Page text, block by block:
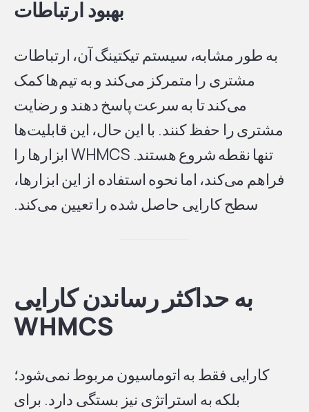
بهبود ارتباطات
به طور مشابه، سیستم تیکتینگ آن، ارتباطات
مشتری را متمرکز می‌کند و به تیم‌ها کمک
می‌کند تا به سرعت پاسخ دهند و رضایت
مشتری را حفظ کنند. با این حال، این قابلیت‌ها
تنها نقطه شروع هستند. WHMCS ابزارها را
فراهم می‌کند، اما نحوه استفاده از این ابزارها،
سطح کارایی حاصل شده را تعیین می‌کند.
به حداکثر رساندن کارایی
WHMCS
کارایی فقط به اتوماسیون مربوط نمی‌شود؛
بلکه به استراتژی نیز بستگی دارد. برای